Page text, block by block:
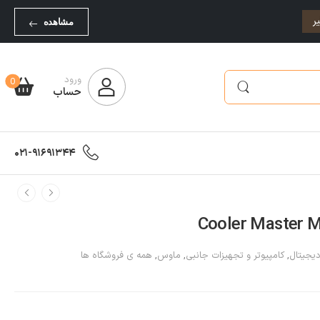
مشاهده
ورود
حساب
0
021-91691344
,کامپیوتر و تجهیزات جانبی, ماوس, همه ی فروشگاه ها